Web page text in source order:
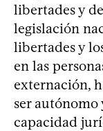
libertades y
legislación
libertades y
en las
externación,
ser autónomo
capacidad